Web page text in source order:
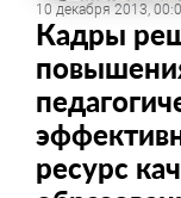
10 декабря 2013,
Кадры
ресурс